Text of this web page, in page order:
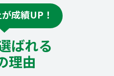
成績UP！
ばれる
理由